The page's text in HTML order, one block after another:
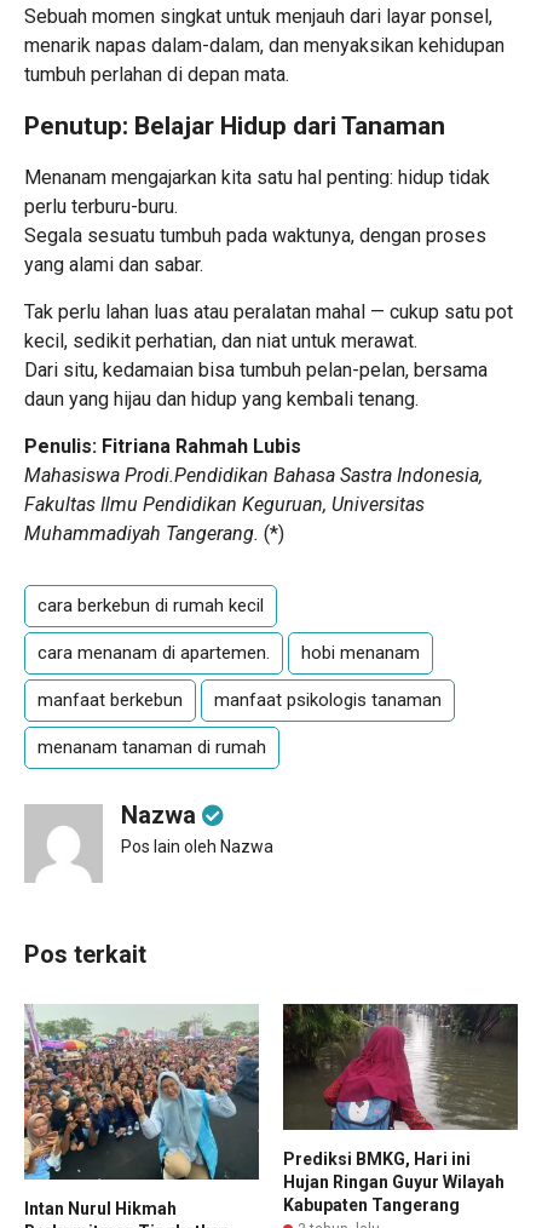
Sebuah momen singkat untuk menjauh dari layar ponsel,
menarik napas dalam-dalam, dan menyaksikan kehidupan
tumbuh perlahan di depan mata.
Penutup: Belajar Hidup dari Tanaman
Menanam mengajarkan kita satu hal penting: hidup tidak
perlu terburu-buru.
Segala sesuatu tumbuh pada waktunya, dengan proses
yang alami dan sabar.
Tak perlu lahan luas atau peralatan mahal — cukup satu pot
kecil, sedikit perhatian, dan niat untuk merawat.
Dari situ, kedamaian bisa tumbuh pelan-pelan, bersama
daun yang hijau dan hidup yang kembali tenang.
Penulis: Fitriana Rahmah Lubis
Mahasiswa Prodi.Pendidikan Bahasa Sastra Indonesia,
Fakultas Ilmu Pendidikan Keguruan, Universitas
Muhammadiyah Tangerang. (*)
cara berkebun di rumah kecil
cara menanam di apartemen. hobi menanam
manfaat berkebun manfaat psikologis tanaman
menanam tanaman di rumah
Nazwa
Pos lain oleh Nazwa
Pos terkait
Intan Nurul Hikmah
Prediksi BMKG, Hari ini
Hujan Ringan Guyur Wilayah
Kabupaten Tangerang